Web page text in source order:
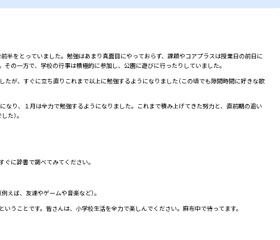
をとっていました。勉強はあまり真面目にやっておらず、課題やコアプラスは授業日の前日に
の一方で、学校の行事は積極的に参加し、公園に遊びに行ったりしていました。
が、すぐに立ち直りこれまで以上に勉強するようになりました（この頃でも隙間時間に好きな歌
り、１月は全力で勉強するようになりました。これまで積み上げてきた努力と、直前期の追い
た）。
に辞書で調べてみてください。
ば、友達やゲームや音楽など）。
うことです。皆さんは、小学校生活を全力で楽しんでください。麻布中で待ってます。